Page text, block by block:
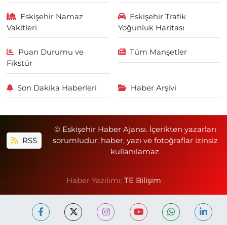
Eskişehir Namaz
Vakitleri
Eskişehir Trafik
Yoğunluk Haritası
Puan Durumu ve
Fikstür
Tüm Manşetler
Son Dakika Haberleri Haber Arşivi
RSS
© Eskişehir Haber Ajansı. İçerikten yazarları
sorumludur; haber, yazı ve fotoğraflar izinsiz
kullanılamaz.
Haber Yazılımı: TE Bilişim